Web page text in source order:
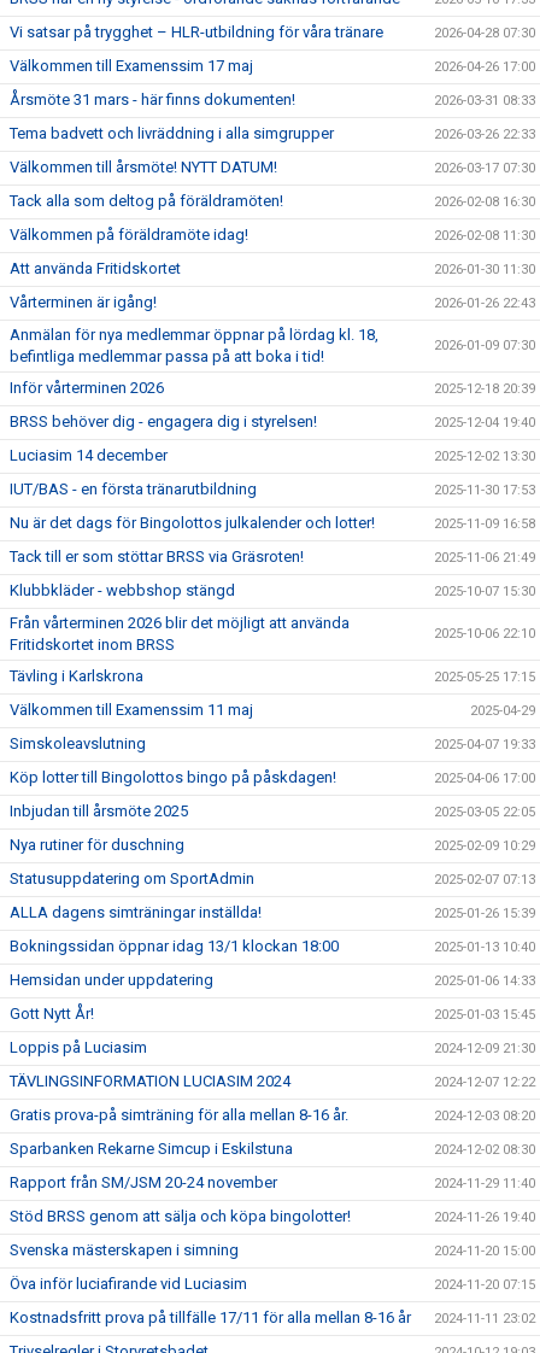
Vi satsar på trygghet – HLR-utbildning för våra tränare 2026-04-28 07:30
Välkommen till Examenssim 17 maj 2026-04-26 17:00
Årsmöte 31 mars - här finns dokumenten! 2026-03-31 08:33
Tema badvett och livräddning i alla simgrupper 2026-03-26 22:33
Välkommen till årsmöte! NYTT DATUM! 2026-03-17 07:30
Tack alla som deltog på föräldramöten! 2026-02-08 16:30
Välkommen på föräldramöte idag! 2026-02-08 11:30
Att använda Fritidskortet 2026-01-30 11:30
Vårterminen är igång! 2026-01-26 22:43
Anmälan för nya medlemmar öppnar på lördag kl. 18,
befintliga medlemmar passa på att boka i tid!
2026-01-09 07:30
Inför vårterminen 2026 2025-12-18 20:39
BRSS behöver dig - engagera dig i styrelsen! 2025-12-04 19:40
Luciasim 14 december 2025-12-02 13:30
IUT/BAS - en första tränarutbildning 2025-11-30 17:53
Nu är det dags för Bingolottos julkalender och lotter! 2025-11-09 16:58
Tack till er som stöttar BRSS via Gräsroten! 2025-11-06 21:49
Klubbkläder - webbshop stängd 2025-10-07 15:30
Från vårterminen 2026 blir det möjligt att använda
Fritidskortet inom BRSS
2025-10-06 22:10
Tävling i Karlskrona 2025-05-25 17:15
Välkommen till Examenssim 11 maj 2025-04-29
Simskoleavslutning 2025-04-07 19:33
Köp lotter till Bingolottos bingo på påskdagen! 2025-04-06 17:00
Inbjudan till årsmöte 2025 2025-03-05 22:05
Nya rutiner för duschning 2025-02-09 10:29
Statusuppdatering om SportAdmin 2025-02-07 07:13
ALLA dagens simträningar inställda! 2025-01-26 15:39
Bokningssidan öppnar idag 13/1 klockan 18:00 2025-01-13 10:40
Hemsidan under uppdatering 2025-01-06 14:33
Gott Nytt År! 2025-01-03 15:45
Loppis på Luciasim 2024-12-09 21:30
TÄVLINGSINFORMATION LUCIASIM 2024 2024-12-07 12:22
Gratis prova-på simträning för alla mellan 8-16 år. 2024-12-03 08:20
Sparbanken Rekarne Simcup i Eskilstuna 2024-12-02 08:30
Rapport från SM/JSM 20-24 november 2024-11-29 11:40
Stöd BRSS genom att sälja och köpa bingolotter! 2024-11-26 19:40
Svenska mästerskapen i simning 2024-11-20 15:00
Öva inför luciafirande vid Luciasim 2024-11-20 07:15
Kostnadsfritt prova på tillfälle 17/11 för alla mellan 8-16 år 2024-11-11 23:02